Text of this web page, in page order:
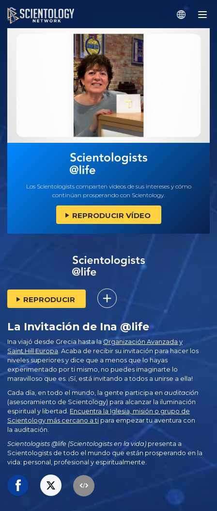
Los Scientologists comparten vídeos de sus intereses y cómo
continúan prosperando con Scientology.
REPRODUCIR VÍDEO
REPRODUCIR
La Invitación de Ina @life
Ina viajó desde Grecia hasta la Organización Avanzada y
Saint Hill Europa. Acaba de recibir su invitación para hacer los
niveles superiores y dice que a menos que lo hayas
experimentado por ti mismo, no puedes imaginarte lo
maravilloso que es. ¡Sí, está invitando a todos a unirse a ella!
Cada día, en todo el mundo, la gente participa en auditación
(asesoramiento de Scientology) para alcanzar la iluminación
espiritual y libertad. Encuentra la Iglesia, misión o grupo de
Scientology más cercano a ti para empezar tu aventura con
la auditación.
Scientologists @life (Scientologists en la vida) presenta a
Scientologists de todo el mundo que están prosperando en la
vida: personal, profesional y espiritualmente.